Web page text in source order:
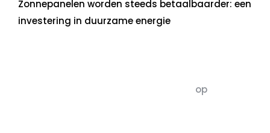
Zonnepanelen worden steeds betaalbaarder: een
investering in duurzame energie
op